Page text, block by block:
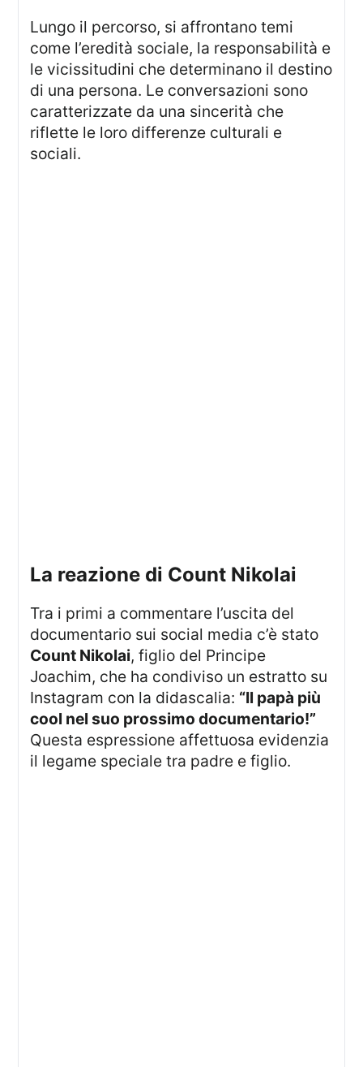
Lungo il percorso, si affrontano temi
come l’eredità sociale, la responsabilità e
le vicissitudini che determinano il destino
di una persona. Le conversazioni sono
caratterizzate da una sincerità che
riflette le loro differenze culturali e
sociali.
la reazione di Count Nikolai
Tra i primi a commentare l’uscita del
documentario sui social media c’è stato
Count Nikolai, figlio del Principe
Joachim, che ha condiviso un estratto su
Instagram con la didascalia: “Il papà più
cool nel suo prossimo documentario!”
Questa espressione affettuosa evidenzia
il legame speciale tra padre e figlio.